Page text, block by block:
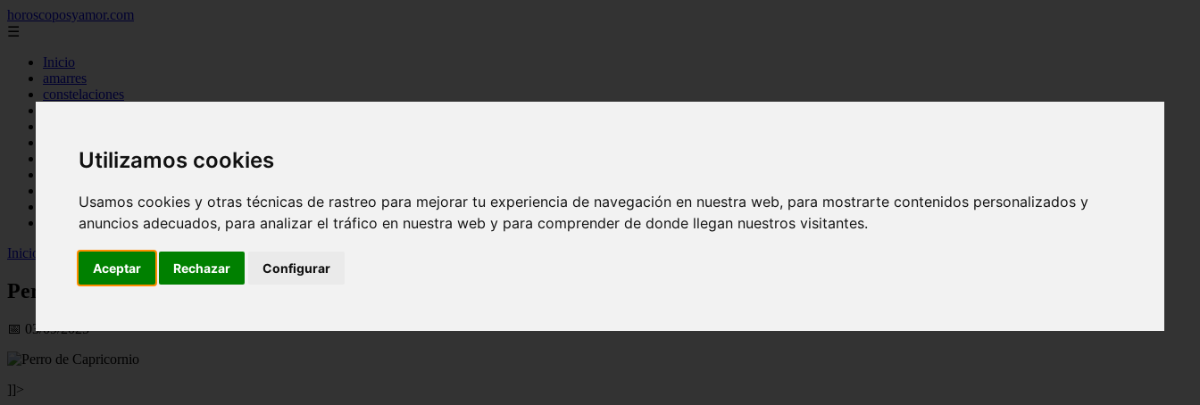
Utilizamos cookies
Usamos cookies y otras técnicas de rastreo para mejorar tu experiencia de navegación en nuestra web, para mostrarte contenidos personalizados y
anuncios adecuados, para analizar el tráfico en nuestra web y para comprender de donde llegan nuestros visitantes.
Aceptar Rechazar Configurar
horoscoposyamor.com
☰
Inicio
amarres
constelaciones
numerologia
significado de los suenos
simbologia
Inicio
horoscopos >Perro de Capricornio: El agradable compañero del zodíaco occidental chino
Perro de Capricornio: El agradable compañero del zodíaco occidental chino
📅 03/09/2025
]]>